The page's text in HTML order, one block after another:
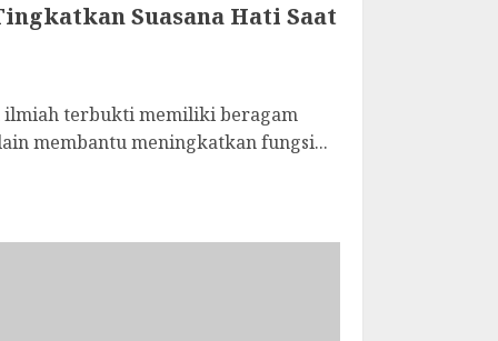
Suasana Hati Saat
ilmiah terbukti memiliki beragam
membantu meningkatkan fungsi...